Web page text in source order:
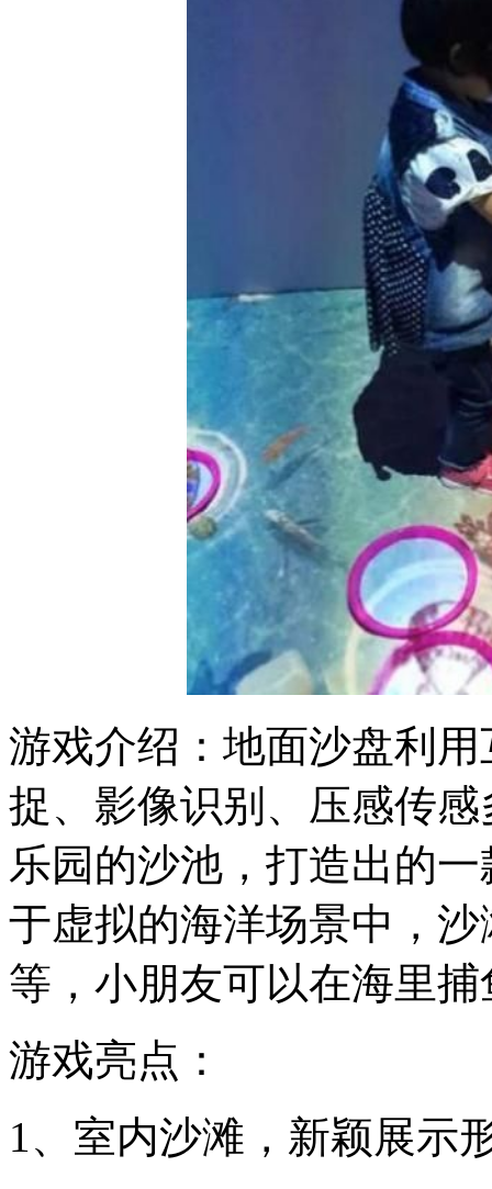
游戏介绍：地面沙盘利
捉、影像识别、压感传
乐园的沙池，打造出的
于虚拟的海洋场景中，
等，小朋友可以在海里
游戏亮点：
1、室内沙滩，新颖展示